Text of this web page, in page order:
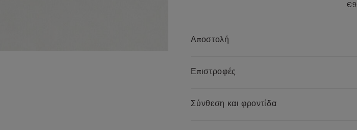
Αποστολή
Επιστροφές
Σύνθεση και φροντίδα